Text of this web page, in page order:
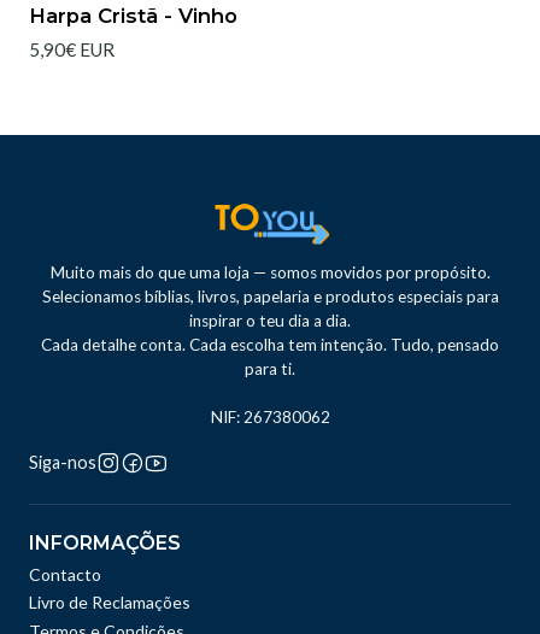
Harpa Cristã - Vinho
5,90€ EUR
Muito mais do que uma loja — somos movidos por propósito.
Selecionamos bíblias, livros, papelaria e produtos especiais para
inspirar o teu dia a dia.
Cada detalhe conta. Cada escolha tem intenção. Tudo, pensado
para ti.
NIF: 267380062
Siga-nos
INFORMAÇÕES
Contacto
Livro de Reclamações